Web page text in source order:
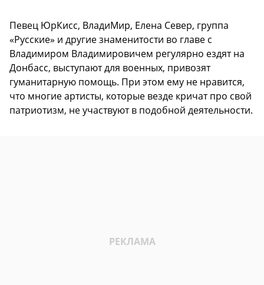
Певец ЮрКисс, ВладиМир, Елена Север, группа
«Русские» и другие знаменитости во главе с
Владимиром Владимировичем регулярно ездят на
Донбасс, выступают для военных, привозят
гуманитарную помощь. При этом ему не нравится,
что многие артисты, которые везде кричат про свой
патриотизм, не участвуют в подобной деятельности.